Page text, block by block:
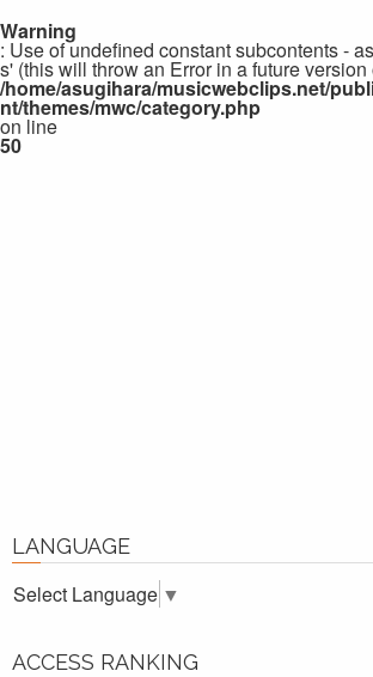
Warning
: Use of undefined constant subcontents -
s' (this will throw an Error in a future version
/home/asugihara/musicwebclips.net/
nt/themes/mwc/category.php
on line
50
LANGUAGE
Select Language ▼
ACCESS RANKING